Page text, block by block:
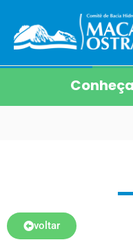
voltar